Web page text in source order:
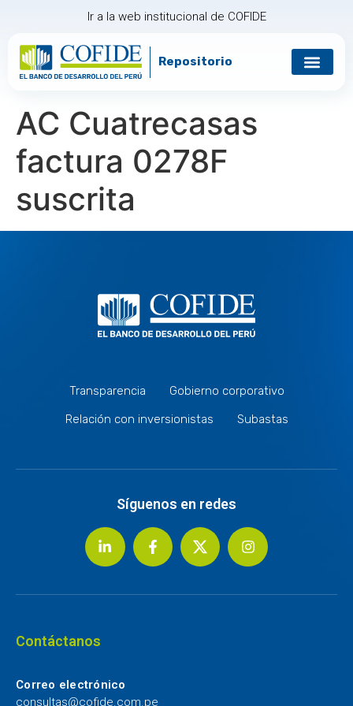
Ir a la web institucional de COFIDE
Repositorio
AC Cuatrecasas
factura 0278F
suscrita
Transparencia
Gobierno corporativo
Relación con inversionistas
Subastas
Síguenos en redes
Contáctanos
Correo electrónico
consultas@cofide.com.pe